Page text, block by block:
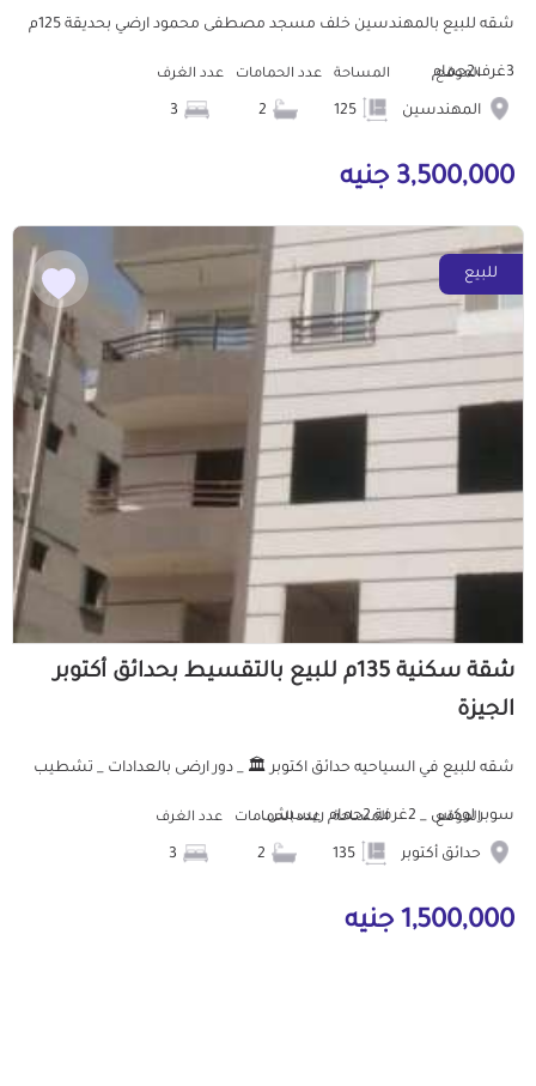
شقه للبيع بالمهندسين خلف مسجد مصطفى محمود ارضي بحديقة 125م
3غرف2حمام الموقع
المهندسين
المساحة عدد الحمامات عدد الغرف
3,500,000 جنيه
للبيع
شقة سكنية 135م للبيع بالتقسيط بحدائق أكتوبر
الجيزة
شقه للبيع في السياحيه حدائق اكتوبر 🏛️ _ دور ارضى بالعدادات _ تشطيب
سوبر لوكس _ 2غرفة 2حمام ريسبش...
الموقع
حدائق أكتوبر
المساحة عدد الحمامات عدد الغرف
1,500,000 جنيه